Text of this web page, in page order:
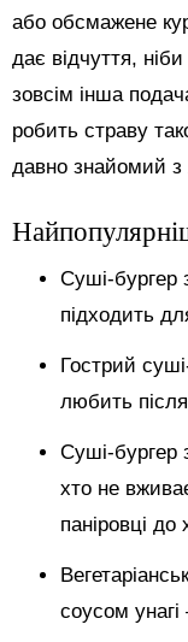
або обсмажене
дає відчуття,
зовсім інша
робить страву
давно знайомий
Суші-бургер
підходить
Гострий
любить
Суші-бургер
хто не
паніровці до
соусом унагі